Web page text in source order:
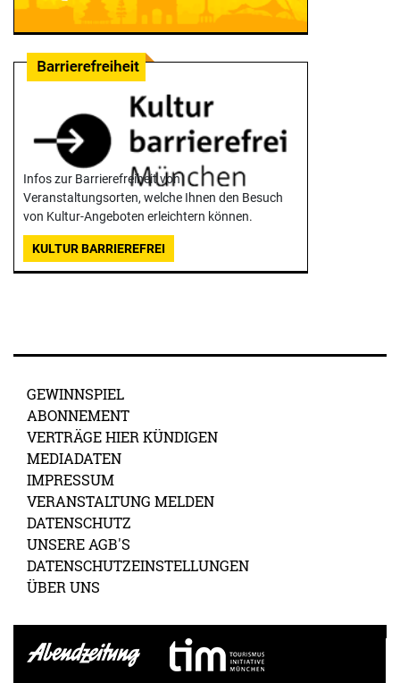
Infos zur Barrierefreiheit von
Veranstaltungsorten, welche Ihnen den Besuch
von Kultur-Angeboten erleichtern können.
KULTUR BARRIEREFREI
GEWINNSPIEL
ABONNEMENT
VERTRÄGE HIER KÜNDIGEN
MEDIADATEN
IMPRESSUM
VERANSTALTUNG MELDEN
DATENSCHUTZ
UNSERE AGB'S
DATENSCHUTZEINSTELLUNGEN
ÜBER UNS